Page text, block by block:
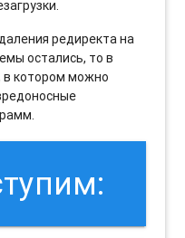
редиректа на
остались, то в
в котором можно